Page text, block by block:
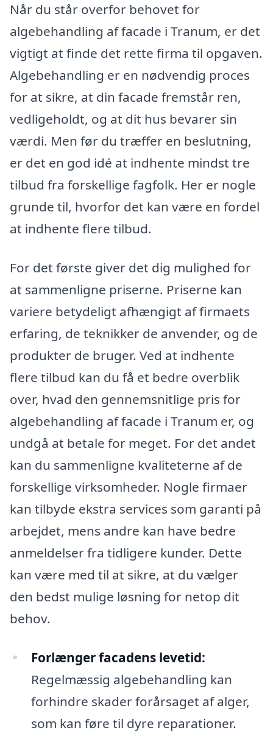
Når du står overfor behovet for
algebehandling af facade i Tranum, er det
vigtigt at finde det rette firma til opgaven.
Algebehandling er en nødvendig proces
for at sikre, at din facade fremstår ren,
vedligeholdt, og at dit hus bevarer sin
værdi. Men før du træffer en beslutning,
er det en god idé at indhente mindst tre
tilbud fra forskellige fagfolk. Her er nogle
grunde til, hvorfor det kan være en fordel
at indhente flere tilbud.
For det første giver det dig mulighed for
at sammenligne priserne. Priserne kan
variere betydeligt afhængigt af firmaets
erfaring, de teknikker de anvender, og de
produkter de bruger. Ved at indhente
flere tilbud kan du få et bedre overblik
over, hvad den gennemsnitlige pris for
algebehandling af facade i Tranum er, og
undgå at betale for meget. For det andet
kan du sammenligne kvaliteterne af de
forskellige virksomheder. Nogle firmaer
kan tilbyde ekstra services som garanti på
arbejdet, mens andre kan have bedre
anmeldelser fra tidligere kunder. Dette
kan være med til at sikre, at du vælger
den bedst mulige løsning for netop dit
behov.
Forlænger facadens levetid:
Regelmæssig algebehandling kan
forhindre skader forårsaget af alger,
som kan føre til dyre reparationer.